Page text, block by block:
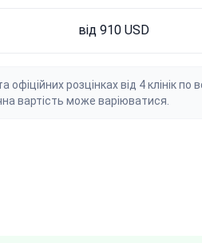
від 910 USD
розцінках від 4 клінік по
вартість може варіюватися.